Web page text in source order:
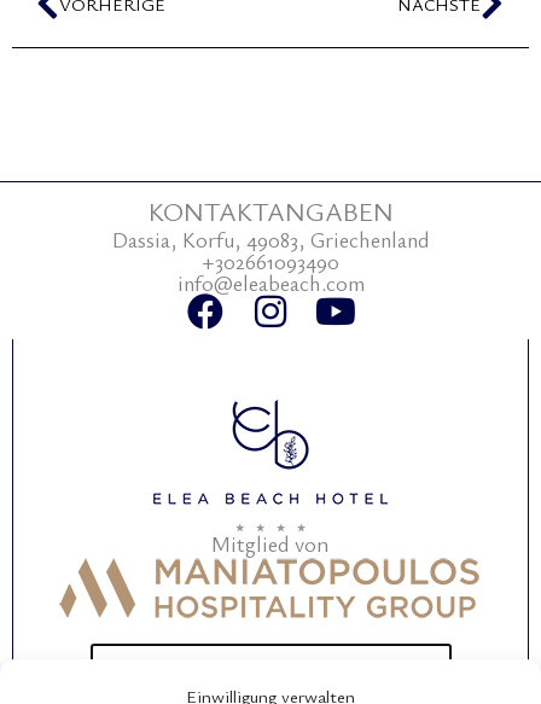
Einwilligung verwalten
KONTAKTANGABEN
Dassia, Korfu, 49083, Griechenland
+302661093490
info@eleabeach.com
F
a
o
o
k
I
t
a
g
r
a
m
Y
b
Mitglied von